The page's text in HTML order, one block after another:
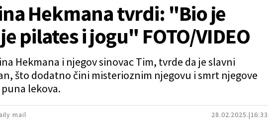
28.02.2025. 16:33
Hekmana tvrdi: "Bio je
pilates i jogu" FOTO/VIDEO
Hekmana i njegov sinovac Tim, tvrde da je slavni
što dodatno čini misterioznim njegovu i smrt njegove
lekova.
mail